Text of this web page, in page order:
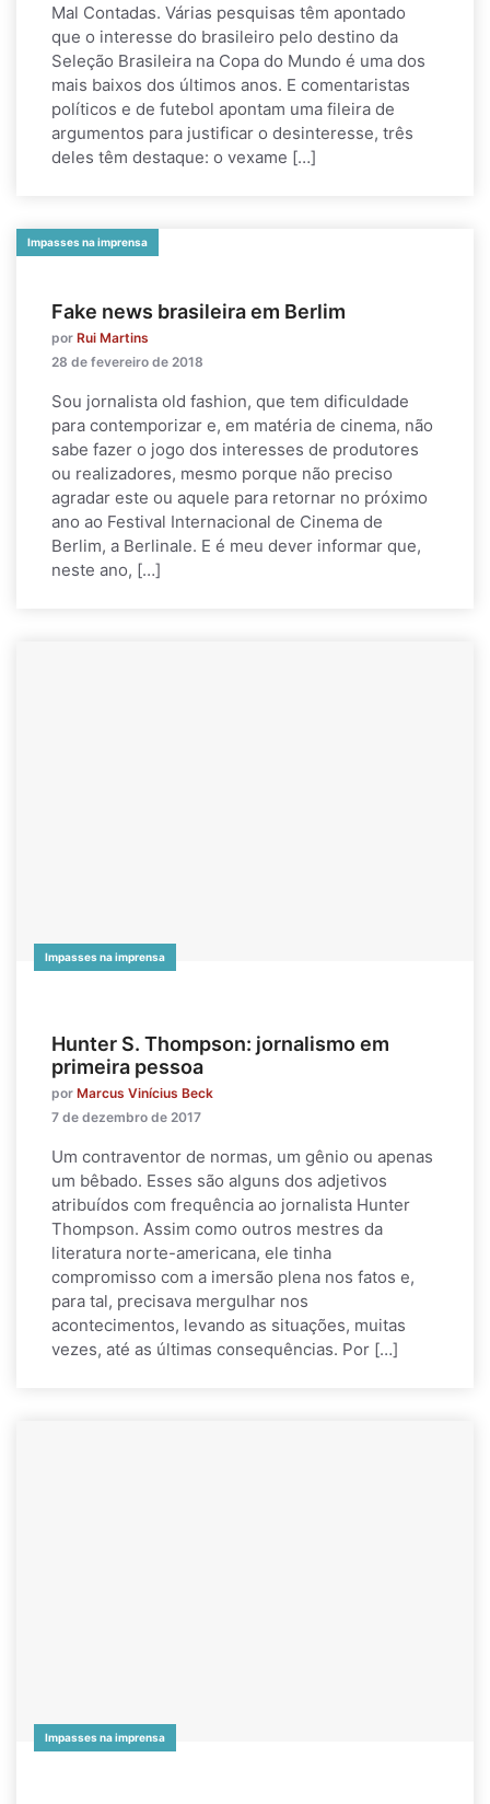
Mal Contadas. Várias pesquisas têm apontado
que o interesse do brasileiro pelo destino da
Seleção Brasileira na Copa do Mundo é uma dos
mais baixos dos últimos anos. E comentaristas
políticos e de futebol apontam uma fileira de
argumentos para justificar o desinteresse, três
deles têm destaque: o vexame […]
Impasses na imprensa
Fake news brasileira em Berlim
por Rui Martins
28 de fevereiro de 2018
Sou jornalista old fashion, que tem dificuldade
para contemporizar e, em matéria de cinema, não
sabe fazer o jogo dos interesses de produtores
ou realizadores, mesmo porque não preciso
agradar este ou aquele para retornar no próximo
ano ao Festival Internacional de Cinema de
Berlim, a Berlinale. E é meu dever informar que,
neste ano, […]
Impasses na imprensa
Hunter S. Thompson: jornalismo em
primeira pessoa
por Marcus Vinícius Beck
7 de dezembro de 2017
Um contraventor de normas, um gênio ou apenas
um bêbado. Esses são alguns dos adjetivos
atribuídos com frequência ao jornalista Hunter
Thompson. Assim como outros mestres da
literatura norte-americana, ele tinha
compromisso com a imersão plena nos fatos e,
para tal, precisava mergulhar nos
acontecimentos, levando as situações, muitas
vezes, até as últimas consequências. Por […]
Impasses na imprensa